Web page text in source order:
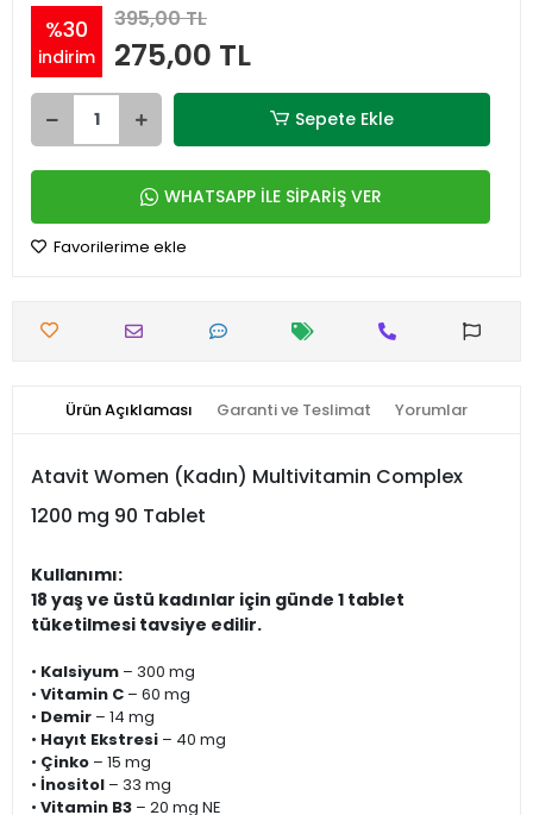
%30
indirim
395,00 TL
275,00 TL
Sepete Ekle
WHATSAPP İLE SİPARİŞ VER
Favorilerime ekle
Ürün Açıklaması Garanti ve Teslimat Yorumlar
Atavit Women (Kadın) Multivitamin Complex
1200 mg 90 Tablet
Kullanımı:
18 yaş ve üstü kadınlar için günde 1 tablet
tüketilmesi tavsiye edilir.
• Kalsiyum – 300 mg
• Vitamin C – 60 mg
• Demir – 14 mg
• Hayıt Ekstresi – 40 mg
• Çinko – 15 mg
• İnositol – 33 mg
• Vitamin B3 – 20 mg NE